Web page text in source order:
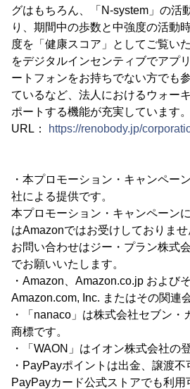
グはもちろん、「N-system」の活
り、期間中の歩数と中強度の活動
度を「健康スコア」としてご覧い
をデジタルインセンティブでアプ
ートフォンをお持ちでない方でも
ているなど、法人におけるウォー
ポートする機能が充実しています。
URL：
https://renobody.jp/
・本プロモーション・キャンペー
社による提供です。
本プロモーション・キャンペーン
はAmazonではお受けしておりませ
お問い合わせはジー・プラン株式
でお願いいたします。
・Amazon、Amazon.co.jp および
Amazon.com, Inc. またはその関連
・「nanaco」は株式会社セブン・
商標です。
・「WAON」はイオン株式会社の
・PayPayポイントは出金、譲渡
PayPayカード公式ストアでも利用